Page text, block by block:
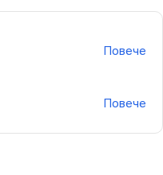
Повече
Повече